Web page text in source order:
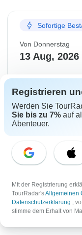
Ab€1.562
Sofortige
Von Donnerstag
13 Aug, 2026
Englisch
+3
Garantierte
Ab:
Preis
Registrieren
Werden Sie
Sie bis zu 7% auf
Abenteuer.
Mit der Registrierung
TourRadar'sAllgemeinen
Datenschutzerklärung ,
stimme dem Erhalt von